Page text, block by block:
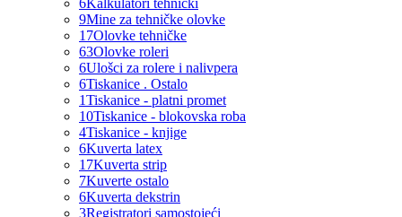
6Kalkulatori tehnički
9Mine za tehničke olovke
17Olovke tehničke
63Olovke roleri
6Ulošci za rolere i nalivpera
6Tiskanice . Ostalo
1Tiskanice - platni promet
10Tiskanice - blokovska roba
4Tiskanice - knjige
6Kuverta latex
17Kuverta strip
7Kuverte ostalo
6Kuverta dekstrin
3Registratori samostojeći